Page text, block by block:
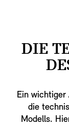
DIE
Ein wichtiger
die
Modells.